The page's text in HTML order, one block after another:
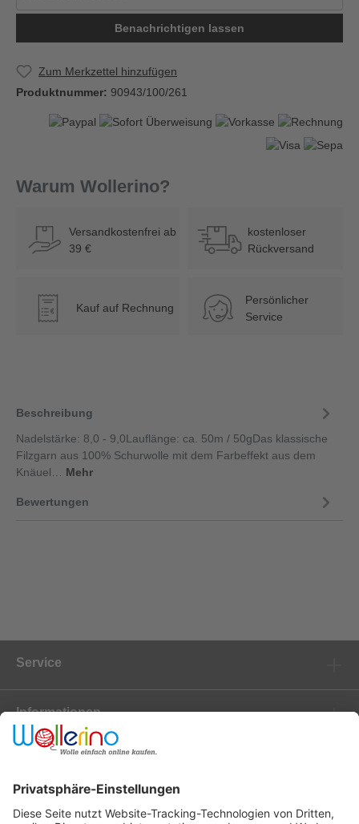
Benachrichtigen lassen
Zum Merkzettel hinzufügen
Produktnummer: 90943/100/261
Warum Wollerino?
Versandkostenfrei ab
39 €
kostenloser
Rückversand
€ Kauf auf Rechnung
Persönlicher
Service
Beschreibung
Nadelstärke: 8,0 - 9,0Lauflänge: ca. 50m / 50gDas klassische
Filzgarn aus 100% Schurwolle mit dem Farbeffekt aus dem
Knäuel… Mehr
Bewertungen
Service
Informationen
Newsletter